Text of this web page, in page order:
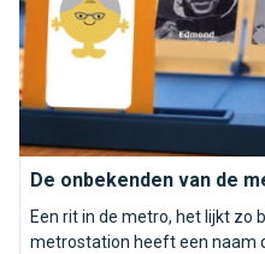
De onbekenden van de
Een rit in de metro, het lijkt zo
metrostation heeft een naam